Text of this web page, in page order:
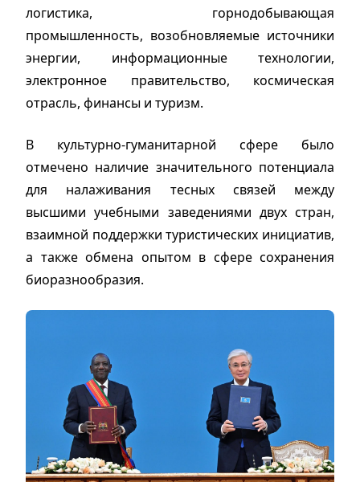
логистика, горнодобывающая
промышленность, возобновляемые источники
энергии, информационные технологии,
электронное правительство, космическая
отрасль, финансы и туризм.
В культурно-гуманитарной сфере было
отмечено наличие значительного потенциала
для налаживания тесных связей между
высшими учебными заведениями двух стран,
взаимной поддержки туристических инициатив,
а также обмена опытом в сфере сохранения
биоразнообразия.